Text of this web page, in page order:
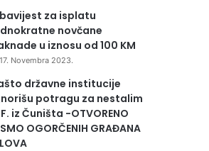
za isplatu
novčane
u iznosu od 100 KM
17. Novembra 2023.
državne institucije
potragu za nestalim
iz Čuništa -OTVORENO
OGORČENIH GRAĐANA